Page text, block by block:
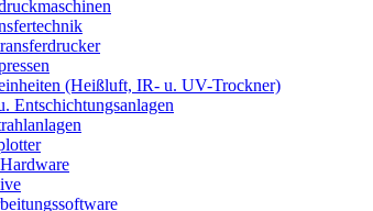
(Heißluft, IR- u. UV-Trockner)
Entschichtungsanlagen